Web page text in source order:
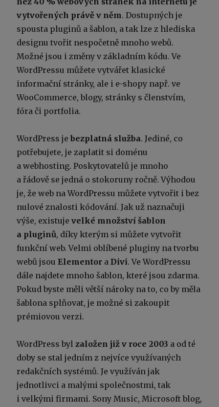
vytvořených právě v něm. Dostupných je
spousta pluginů a šablon, a tak lze z hlediska
designu tvořit nespočetně mnoho webů.
Možné jsou i změny v základním kódu. Ve
WordPressu můžete vytvářet klasické
informační stránky, ale i e-shopy např. ve
WooCommerce, blogy, stránky s členstvím,
fóra či portfolia.
WordPress jebezplatná služba. Jediné, co
potřebujete, je zaplatit si doménu
a webhosting. Poskytovatelů je mnoho
a řádově se jedná o stokoruny ročně. Výhodou
je, že web na WordPressu můžete vytvořit i bez
nulové znalosti kódování. Jak už naznačuji
výše, existujevelké množství šablon
a pluginů, díky kterým si můžete vytvořit
funkční web. Velmi oblíbené pluginy na tvorbu
webů jsouElementor aDivi. Ve WordPressu
dále najdete mnoho šablon, které jsou zdarma.
Pokud byste měli větší nároky na to, co by měla
šablona splňovat, je možné si zakoupit
prémiovou verzi.
WordPress bylzaložen již v roce 2003 a od té
doby se stal jedním z nejvíce využívaných
redakčních systémů. Je využíván jak
jednotlivci a malými společnostmi, tak
i velkými firmami. Sony Music, Microsoft blog,